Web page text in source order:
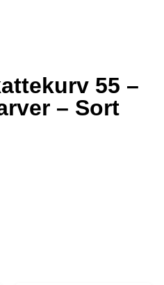
55 –
– Sort